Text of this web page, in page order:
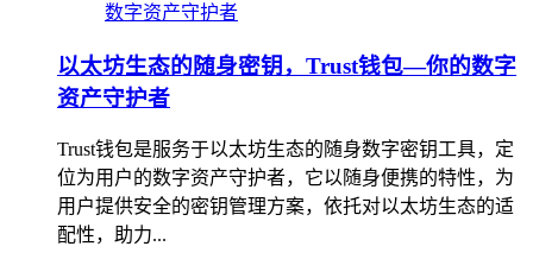
以太坊生态的随身密钥，Trust钱包—你的数字
资产守护者
Trust钱包是服务于以太坊生态的随身数字密钥工具，定
位为用户的数字资产守护者，它以随身便携的特性，为
用户提供安全的密钥管理方案，依托对以太坊生态的适
配性，助力...